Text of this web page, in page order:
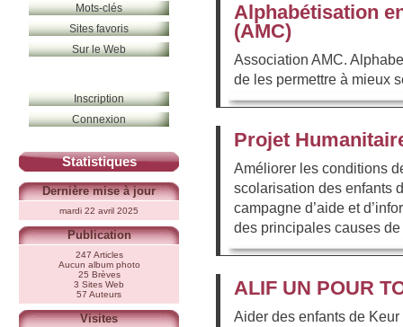
Alphabétisation
(AMC)
Association AMC.
de les permettre à mieux
Projet
Améliorer les conditions
scolarisation des enfants
campagne d’aide et
des principales causes
ALIF UN POUR
Aider des enfants de
Mots-clés
Sites favoris
Sur le Web
Inscription
Connexion
Statistiques
Dernière mise à jour
mardi 22 avril 2025
Publication
247 Articles
Aucun album photo
25 Brèves
3 Sites Web
57 Auteurs
Visites